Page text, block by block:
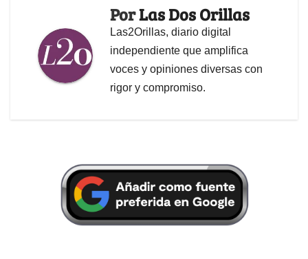
PorLas Dos Orillas
Las2Orillas, diario digital
independiente que amplifica
voces y opiniones diversas con
rigor y compromiso.